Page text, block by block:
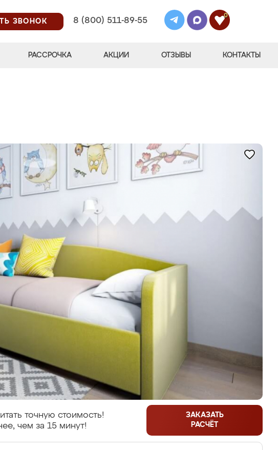
ЗВОНОК
8 (800) 511-89-55
0
РАССРОЧКА АКЦИИ ОТЗЫВЫ КОНТАКТЫ
точную стоимость!
чем за 15 минут!
ЗАКАЗАТЬ
РАСЧЁТ